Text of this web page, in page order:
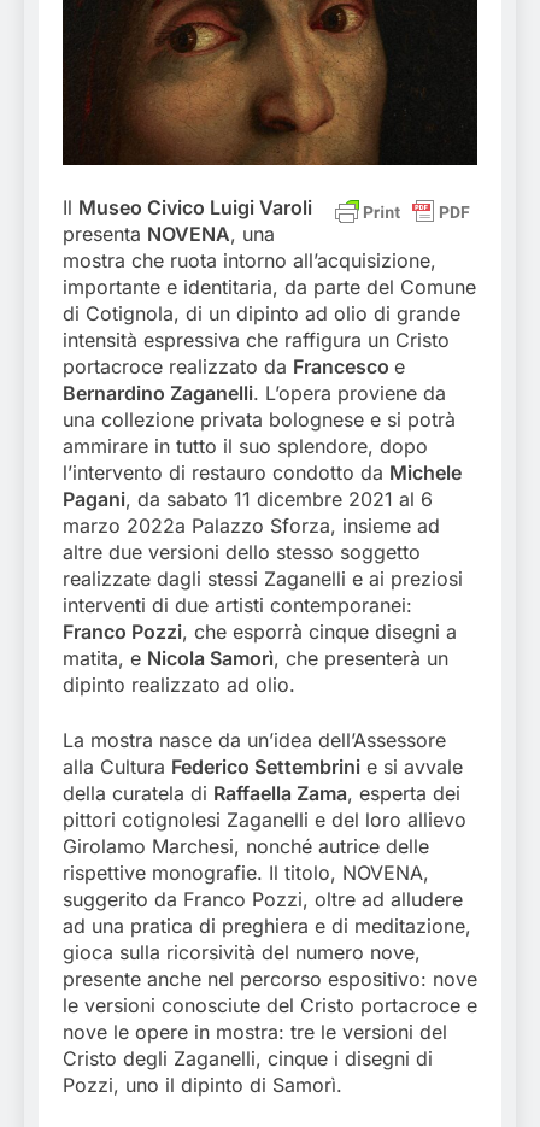
Il Museo Civico Luigi Varoli
presenta NOVENA, una
mostra che ruota intorno all’acquisizione,
importante e identitaria, da parte del Comune
di Cotignola, di un dipinto ad olio di grande
intensità espressiva che raffigura un Cristo
portacroce realizzato da Francesco e
Bernardino Zaganelli. L’opera proviene da
una collezione privata bolognese e si potrà
ammirare in tutto il suo splendore, dopo
l’intervento di restauro condotto da Michele
Pagani, da sabato 11 dicembre 2021 al 6
marzo 2022a Palazzo Sforza, insieme ad
altre due versioni dello stesso soggetto
realizzate dagli stessi Zaganelli e ai preziosi
interventi di due artisti contemporanei:
Franco Pozzi, che esporrà cinque disegni a
matita, e Nicola Samorì, che presenterà un
dipinto realizzato ad olio.
La mostra nasce da un’idea dell’Assessore
alla Cultura Federico Settembrini e si avvale
della curatela di Raffaella Zama, esperta dei
pittori cotignolesi Zaganelli e del loro allievo
Girolamo Marchesi, nonché autrice delle
rispettive monografie. Il titolo, NOVENA,
suggerito da Franco Pozzi, oltre ad alludere
ad una pratica di preghiera e di meditazione,
gioca sulla ricorsività del numero nove,
presente anche nel percorso espositivo: nove
le versioni conosciute del Cristo portacroce e
nove le opere in mostra: tre le versioni del
Cristo degli Zaganelli, cinque i disegni di
Pozzi, uno il dipinto di Samorì.